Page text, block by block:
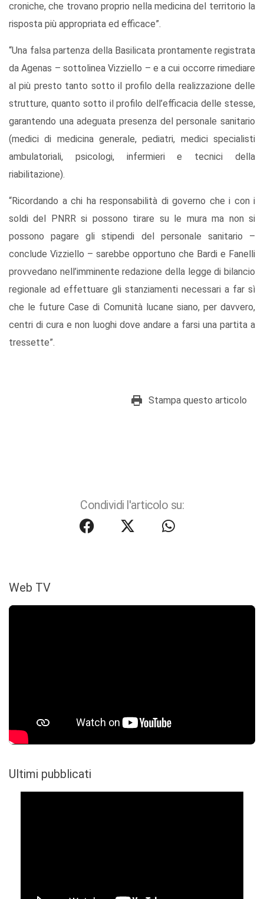
croniche, che trovano proprio nella medicina del territorio la
risposta più appropriata ed efficace”.
“Una falsa partenza della Basilicata prontamente registrata
da Agenas – sottolinea Vizziello – e a cui occorre rimediare
al più presto tanto sotto il profilo della realizzazione delle
strutture, quanto sotto il profilo dell’efficacia delle stesse,
garantendo una adeguata presenza del personale sanitario
(medici di medicina generale, pediatri, medici specialisti
ambulatoriali, psicologi, infermieri e tecnici della
riabilitazione).
“Ricordando a chi ha responsabilità di governo che i con i
soldi del PNRR si possono tirare su le mura ma non si
possono pagare gli stipendi del personale sanitario –
conclude Vizziello – sarebbe opportuno che Bardi e Fanelli
provvedano nell’imminente redazione della legge di bilancio
regionale ad effettuare gli stanziamenti necessari a far sì
che le future Case di Comunità lucane siano, per davvero,
centri di cura e non luoghi dove andare a farsi una partita a
tressette”.
Stampa questo articolo
Condividi l'articolo su:
Web TV
Ultimi pubblicati